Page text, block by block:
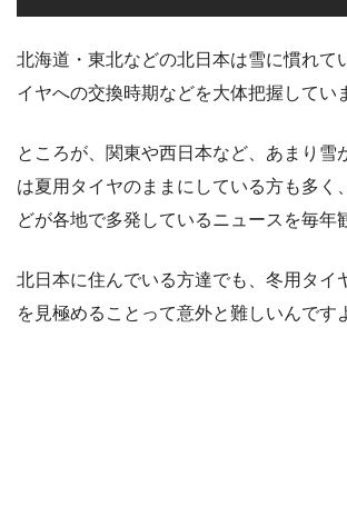
北海道・東北などの北日本は雪に慣れて
イヤへの交換時期などを大体把握してい
ところが、関東や西日本など、あまり雪
は夏用タイヤのままにしている方も多く
どが各地で多発しているニュースを毎年
北日本に住んでいる方達でも、冬用タイ
を見極めることって意外と難しいんです